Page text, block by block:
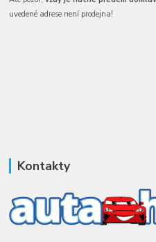
uvedené adrese není prodejna!
Kontakty